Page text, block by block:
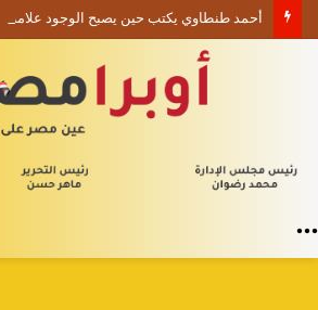
أحمد طنطاوي يكتب حين يصبح الوجود علامة